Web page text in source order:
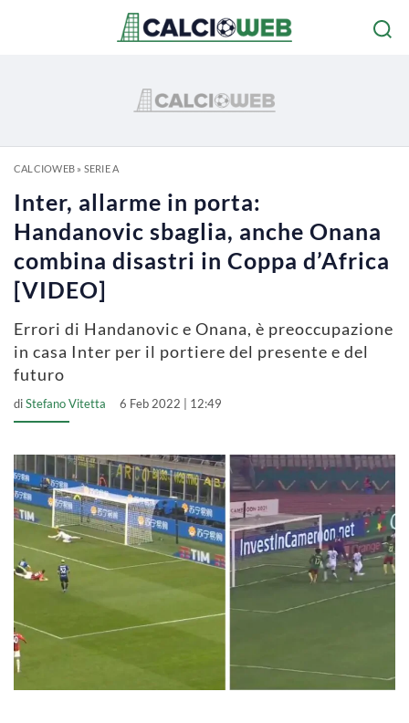
CALCIOWEB» SERIE A
Inter, allarme in porta:
Handanovic sbaglia, anche Onana
combina disastri in Coppa d’Africa
[VIDEO]
Errori di Handanovic e Onana, è preoccupazione
in casa Inter per il portiere del presente e del
futuro
diStefano Vitetta 6 Feb 2022 | 12:49